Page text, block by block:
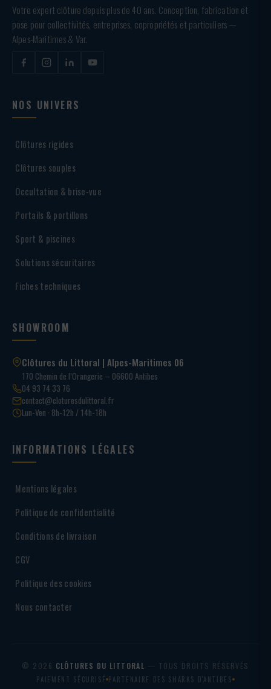
Votre expert clôture depuis plus de 40 ans. Conception, fabrication et
pose pour collectivités, entreprises, copropriétés et particuliers —
Alpes-Maritimes & Var.
NOS UNIVERS
Clôtures rigides
Clôtures souples
Occultation & brise-vue
Portails & portillons
Sport & piscines
Solutions sécuritaires
Fiches techniques
SHOWROOM
Clôtures du Littoral | Alpes-Maritimes 06
170 Chemin de l’Orangerie – 06600 Antibes
04 93 74 33 76
contact@cloturesdulittoral.fr
Lun-Ven · 8h-12h / 14h-18h
INFORMATIONS LÉGALES
Mentions légales
Politique de confidentialité
Conditions de livraison
CGV
Politique des cookies
Nous contacter
© 2026 CLÔTURES DU LITTORAL — TOUS DROITS RÉSERVÉS
PAIEMENT SÉCURISÉ PARTENAIRE DES SHARKS D'ANTIBES